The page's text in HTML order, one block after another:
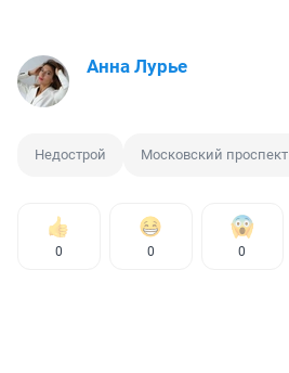
Анна Лурье
Недострой Московский проспект
0 0 0